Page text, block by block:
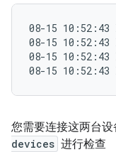
08-15
08-15
08-15
您需要连接这两台
devices 进行检查